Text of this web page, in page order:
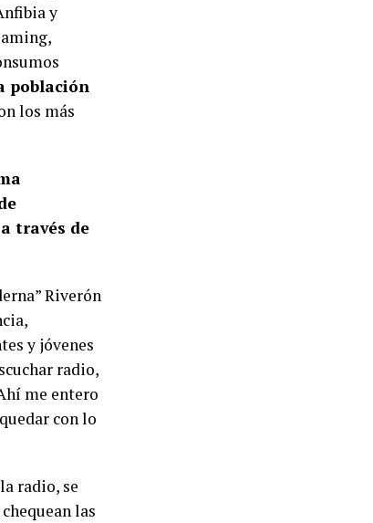
y
población
los más
través de
Riverón
y jóvenes
radio,
me entero
con lo
radio, se
las